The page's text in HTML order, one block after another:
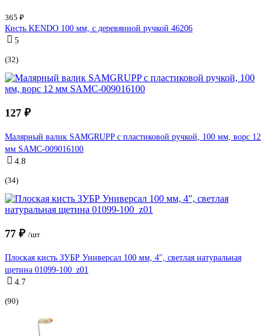
365 ₽
Кисть KENDO 100 мм, с деревянной ручкой 46206
5
(32)
127 ₽
Малярный валик SAMGRUPP с пластиковой ручкой, 100 мм, ворс 12
мм SAMC-009016100
4.8
(34)
77 ₽ /шт
Плоская кисть ЗУБР Универсал 100 мм, 4", светлая натуральная
щетина 01099-100_z01
4.7
(90)